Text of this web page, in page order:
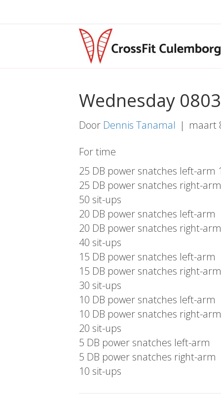
Wednesday
Door Dennis Tanamal | maart
For time
25 DB power snatches left-arm
25 DB power snatches right-arm
50 sit-ups
20 DB power snatches left-arm
20 DB power snatches right-arm
40 sit-ups
15 DB power snatches left-arm
15 DB power snatches right-arm
30 sit-ups
10 DB power snatches left-arm
10 DB power snatches right-arm
20 sit-ups
5 DB power snatches left-arm
5 DB power snatches right-arm
10 sit-ups